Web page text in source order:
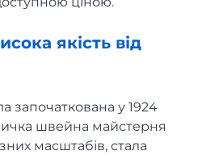
якість від
започаткована у 1924
швейна майстерня
масштабів, стала